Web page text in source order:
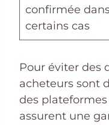
confirmée
certains cas
Pour éviter des
acheteurs sont
des
assurent une